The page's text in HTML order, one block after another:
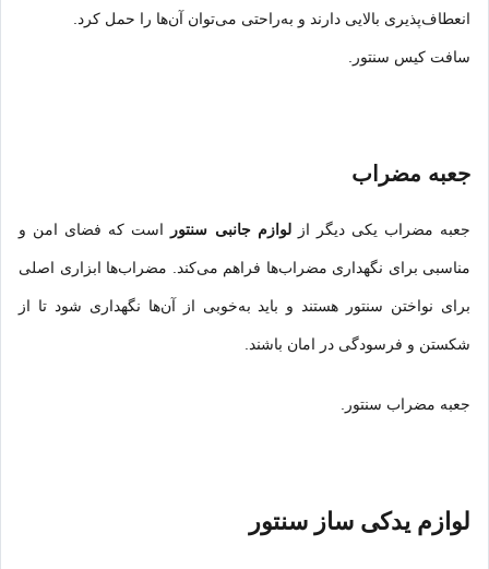
انعطاف‌پذیری بالایی دارند و به‌راحتی می‌توان آن‌ها را حمل کرد.
سافت کیس سنتور.
جعبه مضراب
جعبه مضراب یکی دیگر ازلوازم جانبی سنتور است که فضای امن و
مناسبی برای نگهداری مضراب‌ها فراهم می‌کند. مضراب‌ها ابزاری اصلی
برای نواختن سنتور هستند و باید به‌خوبی از آن‌ها نگهداری شود تا از
شکستن و فرسودگی در امان باشند.
جعبه مضراب سنتور.
لوازم یدکی ساز سنتور